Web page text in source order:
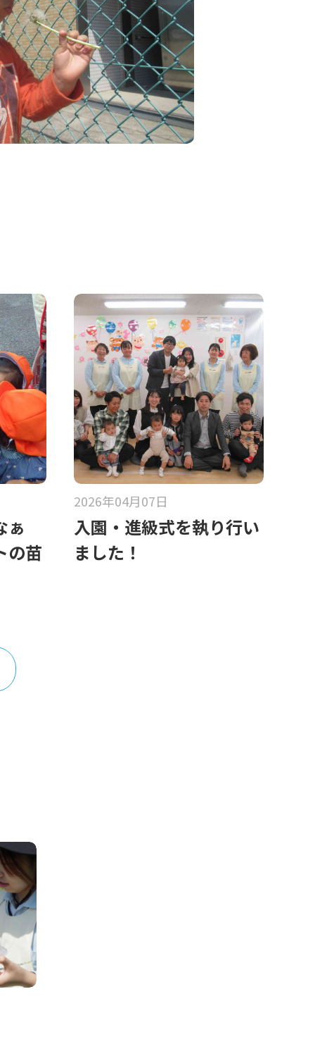
ぁ
の苗
2026年04月07日
入園・進級式を執り行い
ました！